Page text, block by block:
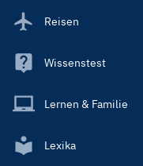
Reisen
Wissenstest
Lernen & Familie
Lexika